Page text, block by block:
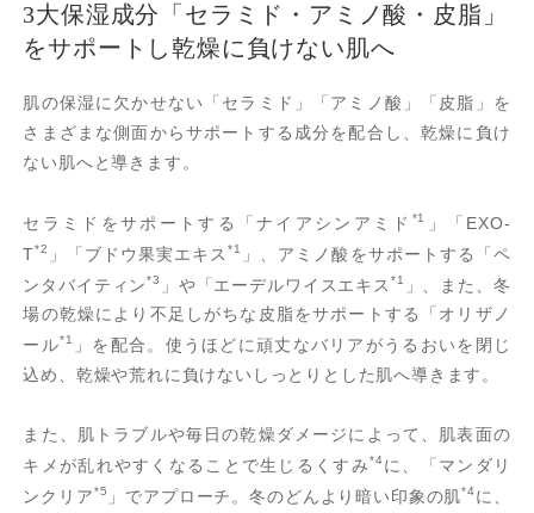
3大保湿成分「セラミド・アミノ酸・皮脂」
をサポートし乾燥に負けない肌へ
肌の保湿に欠かせない「セラミド」「アミノ酸」「皮脂」を
さまざまな側面からサポートする成分を配合し、乾燥に負け
ない肌へと導きます。
セラミドをサポートする「ナイアシンアミド *1
」「EXO-
T*2 」「ブドウ果実エキス*1
」、アミノ酸をサポートする「ペ
ンタバイティン*3 」や「エーデルワイスエキス *1
」、また、冬
場の乾燥により不足しがちな皮脂をサポートする「オリザノ
ール*1
」を配合。使うほどに頑丈なバリアがうるおいを閉じ
込め、乾燥や荒れに負けないしっとりとした肌へ導きます。
また、肌トラブルや毎日の乾燥ダメージによって、肌表面の
キメが乱れやすくなることで生じるくすみ*4に、「マンダリ
ンクリア*5 」でアプローチ。冬のどんより暗い印象の肌*4に、